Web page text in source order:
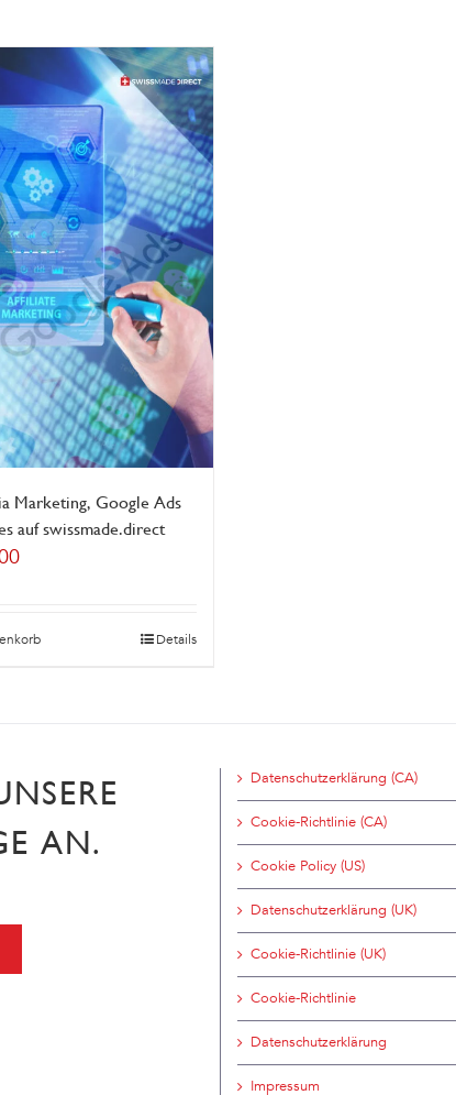
Marketing, Google Ads
auf swissmade.direct
Details
AN.
Datenschutzerklärung (CA)
Cookie-Richtlinie (CA)
Cookie Policy (US)
Datenschutzerklärung (UK)
Cookie-Richtlinie (UK)
Cookie-Richtlinie
Datenschutzerklärung
Impressum